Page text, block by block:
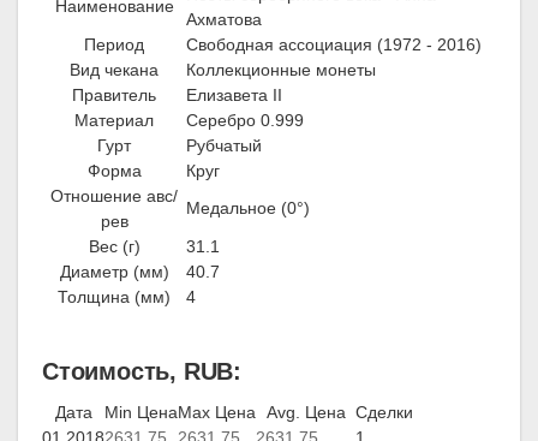
Наименование
Ахматова
Период
Свободная ассоциация (1972 - 2016)
Вид чекана
Коллекционные монеты
Правитель
Елизавета II
Материал
Серебро 0.999
Гурт
Рубчатый
Форма
Круг
Отношение авс/
рев
Медальное (0°)
Вес (г)
31.1
Диаметр (мм)
40.7
Толщина (мм)
4
Стоимость, RUB:
Дата Min ЦенаMax Цена Avg. Цена Сделки